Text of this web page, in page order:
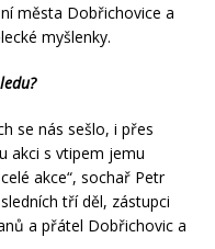
města Dobřichovice a
myšlenky.
se nás sešlo, i přes
akci s vtipem jemu
akce“, sochař Petr
tří děl, zástupci
a přátel Dobřichovic a